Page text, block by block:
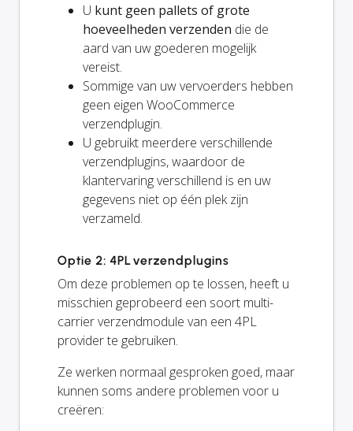
U kunt geen pallets of grote
hoeveelheden verzenden die de
aard van uw goederen mogelijk
vereist.
Sommige van uw vervoerders hebben
geen eigen WooCommerce
verzendplugin.
U gebruikt meerdere verschillende
verzendplugins, waardoor de
klantervaring verschillend is en uw
gegevens niet op één plek zijn
verzameld.
Optie 2: 4PL verzendplugins
Om deze problemen op te lossen, heeft u
misschien geprobeerd een soort multi-
carrier verzendmodule van een 4PL
provider te gebruiken.
Ze werken normaal gesproken goed, maar
kunnen soms andere problemen voor u
creëren: